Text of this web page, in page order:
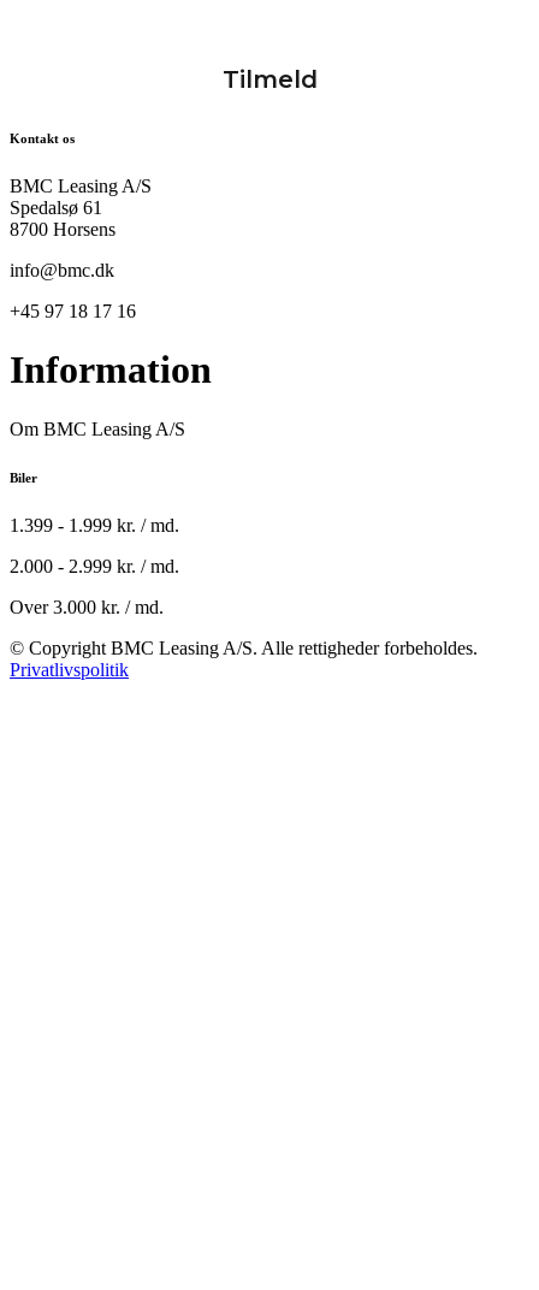
Kontakt os
BMC Leasing A/S
Spedalsø 61
8700 Horsens
info@bmc.dk
+45 97 18 17 16
Information
Om BMC Leasing A/S
Biler
1.399 - 1.999 kr. / md.
2.000 - 2.999 kr. / md.
Over 3.000 kr. / md.
© Copyright BMC Leasing A/S. Alle rettigheder forbeholdes.
Privatlivspolitik